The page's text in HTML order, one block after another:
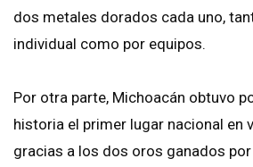
dos metales dorados cada uno,
individual como por equipos.
Por otra parte, Michoacán obtuvo
historia el primer lugar nacional en
gracias a los dos oros ganados